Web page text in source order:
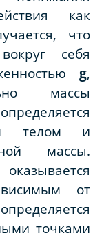
как
что
себя
g,
массы
телом и
массы.
от
точками